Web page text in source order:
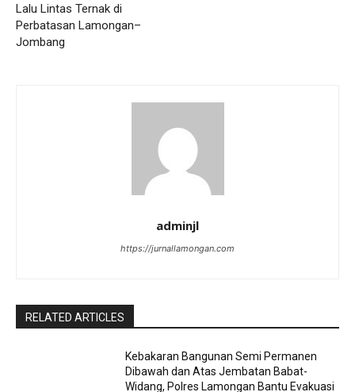
Lalu Lintas Ternak di
Perbatasan Lamongan–
Jombang
adminjl
https://jurnallamongan.com
RELATED ARTICLES
Kebakaran Bangunan Semi Permanen
Dibawah dan Atas Jembatan Babat-
Widang, Polres Lamongan Bantu Evakuasi